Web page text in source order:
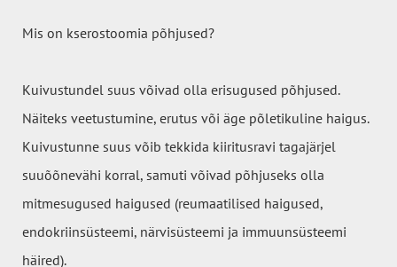
Mis on kserostoomia põhjused?
Kuivustundel suus võivad olla erisugused põhjused.
Näiteks veetustumine, erutus või äge põletikuline haigus.
Kuivustunne suus võib tekkida kiiritusravi tagajärjel
suuõõnevähi korral, samuti võivad põhjuseks olla
mitmesugused haigused (reumaatilised haigused,
endokriinsüsteemi, närvisüsteemi ja immuunsüsteemi
häired).